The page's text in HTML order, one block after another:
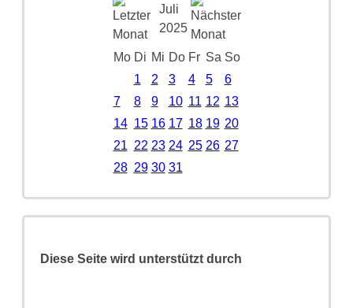
Juli
2025
Mo Di Mi Do Fr Sa So
1
2 3 4 5
6
7
8 9 10 11 12 13
14 15 16 17 18 19 20
21 22 23 24 25 26 27
28 29 30 31
Diese Seite wird unterstützt durch